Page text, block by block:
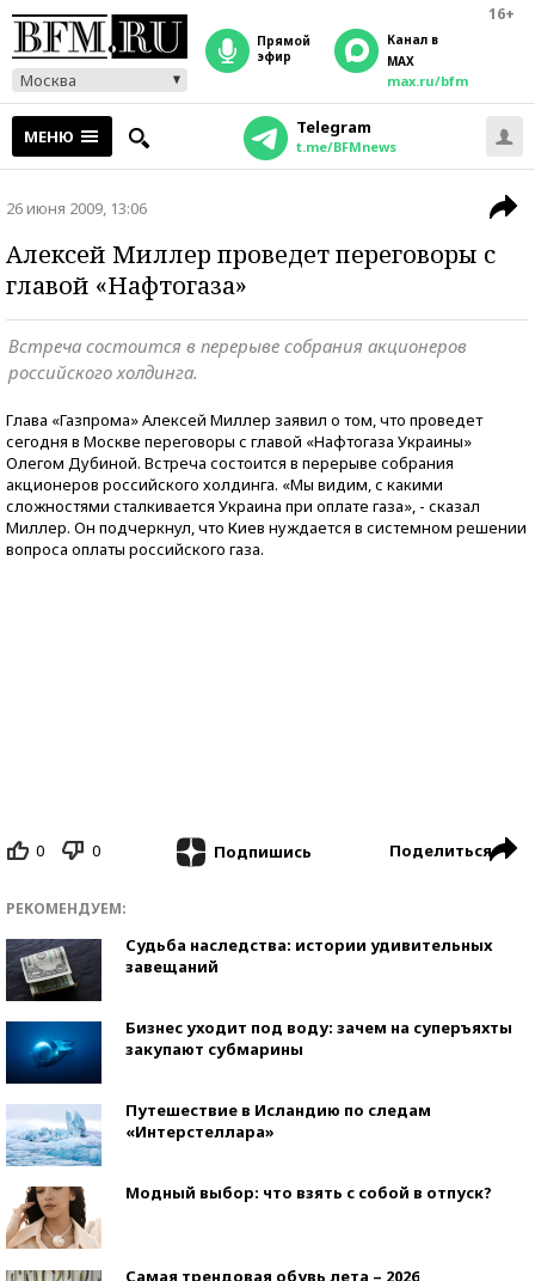
16+
Москва
прямой
эфир
Канал в
MAX
max.ru/bfm
МЕНЮ Telegram
t.me/BFMnews
26 июня 2009, 13:06
Алексей Миллер проведет переговоры с
главой «Нафтогаза»
Встреча состоится в перерыве собрания акционеров
российского холдинга.
Глава «Газпрома» Алексей Миллер заявил о том, что проведет
сегодня в Москве переговоры с главой «Нафтогаза Украины»
Олегом Дубиной. Встреча состоится в перерыве собрания
акционеров российского холдинга. «Мы видим, с какими
сложностями сталкивается Украина при оплате газа», - сказал
Миллер. Он подчеркнул, что Киев нуждается в системном решении
вопроса оплаты российского газа.
0 0 Подпишись Поделиться
РЕКОМЕНДУЕМ:
Судьба наследства: истории удивительных
завещаний
Бизнес уходит под воду: зачем на суперъяхты
закупают субмарины
Путешествие в Исландию по следам
«Интерстеллара»
Модный выбор: что взять с собой в отпуск?
Самая трендовая обувь лета – 2026